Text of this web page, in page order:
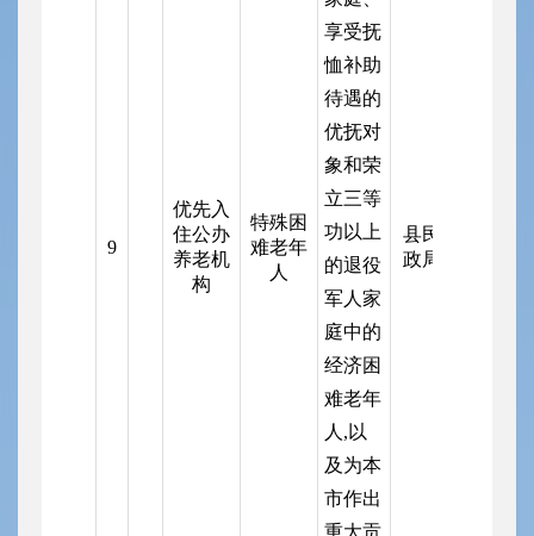
9
优先入
住公办
养老机
构
特殊困
难老年
人
享受抚
恤补助
待遇的
优抚对
象和荣
立三等
功以上
的退役
军人家
庭中的
经济困
难老年
人,以
及为本
市作出
重大贡
县民
政局